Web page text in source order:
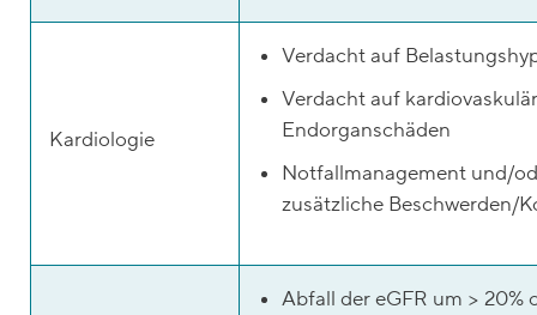
Kardiologie
Verdacht auf
Verdacht auf
Endorganschäden
Notfallmanagement und/
zusätzliche Beschwerden/
Abfall der eGFR um > 20%